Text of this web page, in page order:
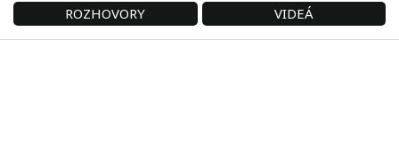
ROZHOVORY
VIDEÁ